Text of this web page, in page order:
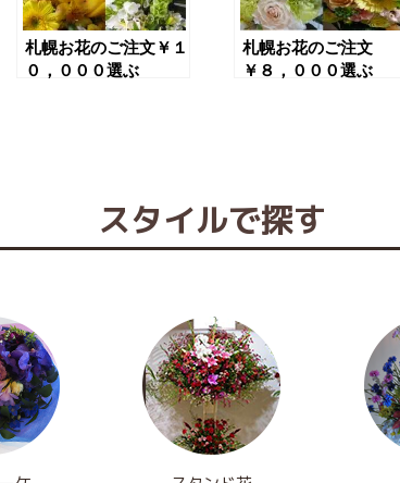
札幌お花のご注文￥１
０，０００選ぶ
札幌お花のご注文
￥８，０００選ぶ
スタイルで探す